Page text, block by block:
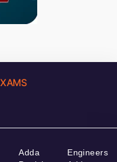
Adda
Engineers